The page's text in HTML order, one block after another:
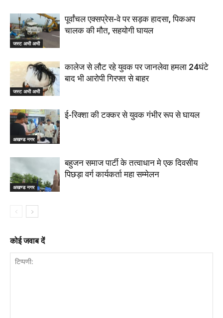
जस्ट अभी अभी
पूर्वांचल एक्सप्रेस-वे पर सड़क हादसा, पिकअप
चालक की मौत, सहयोगी घायल
जस्ट अभी अभी
कालेज से लौट रहे युवक पर जानलेवा हमला 24घंटे
बाद भी आरोपी गिरफ्त से बाहर
अखण्ड नगर
ई-रिक्शा की टक्कर से युवक गंभीर रूप से घायल
अखण्ड नगर
बहुजन समाज पार्टी के तत्वाधान मे एक दिवसीय
पिछड़ा वर्ग कार्यकर्ता महा सम्मेलन
कोई जवाब दें